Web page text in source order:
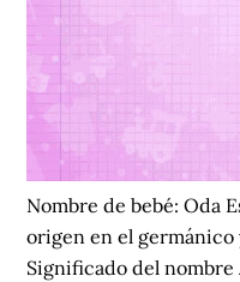
Nombre de bebé: Oda
origen en el germánico
Significado del nombre